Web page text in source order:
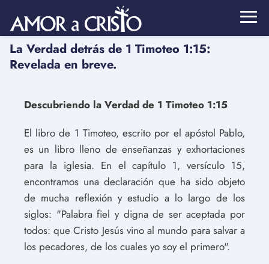
La Verdad detrás de 1 Timoteo 1:15:
Revelada en breve.
Descubriendo la Verdad de 1 Timoteo 1:15
El libro de 1 Timoteo, escrito por el apóstol Pablo,
es un libro lleno de enseñanzas y exhortaciones
para la iglesia. En el capítulo 1, versículo 15,
encontramos una declaración que ha sido objeto
de mucha reflexión y estudio a lo largo de los
siglos: "Palabra fiel y digna de ser aceptada por
todos: que Cristo Jesús vino al mundo para salvar a
los pecadores, de los cuales yo soy el primero".